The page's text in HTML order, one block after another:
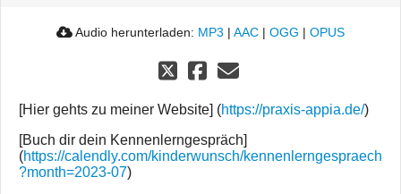
Audio herunterladen: MP3 | AAC | OGG | OPUS
[Hier gehts zu meiner Website] (https://praxis-appia.de/)
[Buch dir dein Kennenlerngespräch]
(https://calendly.com/kinderwunsch/kennenlerngespraech
?month=2023-07)